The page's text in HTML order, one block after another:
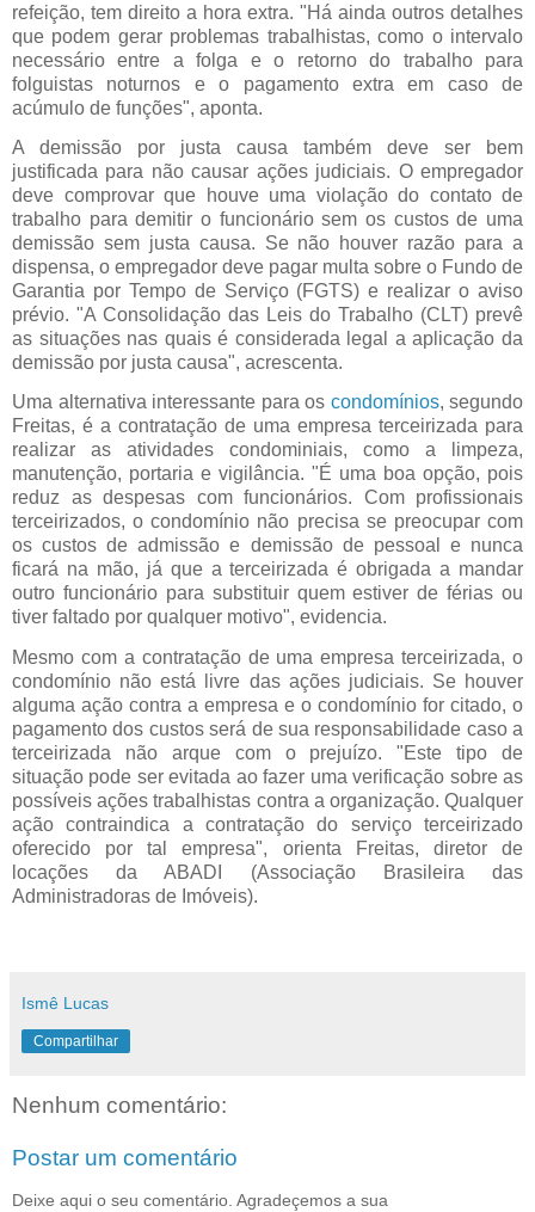
refeição, tem direito a hora extra. "Há ainda outros detalhes
que podem gerar problemas trabalhistas, como o intervalo
necessário entre a folga e o retorno do trabalho para
folguistas noturnos e o pagamento extra em caso de
acúmulo de funções", aponta.
A demissão por justa causa também deve ser bem
justificada para não causar ações judiciais. O empregador
deve comprovar que houve uma violação do contato de
trabalho para demitir o funcionário sem os custos de uma
demissão sem justa causa. Se não houver razão para a
dispensa, o empregador deve pagar multa sobre o Fundo de
Garantia por Tempo de Serviço (FGTS) e realizar o aviso
prévio. "A Consolidação das Leis do Trabalho (CLT) prevê
as situações nas quais é considerada legal a aplicação da
demissão por justa causa", acrescenta.
Uma alternativa interessante para os condomínios, segundo
Freitas, é a contratação de uma empresa terceirizada para
realizar as atividades condominiais, como a limpeza,
manutenção, portaria e vigilância. "É uma boa opção, pois
reduz as despesas com funcionários. Com profissionais
terceirizados, o condomínio não precisa se preocupar com
os custos de admissão e demissão de pessoal e nunca
ficará na mão, já que a terceirizada é obrigada a mandar
outro funcionário para substituir quem estiver de férias ou
tiver faltado por qualquer motivo", evidencia.
Mesmo com a contratação de uma empresa terceirizada, o
condomínio não está livre das ações judiciais. Se houver
alguma ação contra a empresa e o condomínio for citado, o
pagamento dos custos será de sua responsabilidade caso a
terceirizada não arque com o prejuízo. "Este tipo de
situação pode ser evitada ao fazer uma verificação sobre as
possíveis ações trabalhistas contra a organização. Qualquer
ação contraindica a contratação do serviço terceirizado
oferecido por tal empresa", orienta Freitas, diretor de
locações da ABADI (Associação Brasileira das
Administradoras de Imóveis).
Ismê Lucas
Compartilhar
Nenhum comentário:
Postar um comentário
Deixe aqui o seu comentário. Agradeçemos a sua